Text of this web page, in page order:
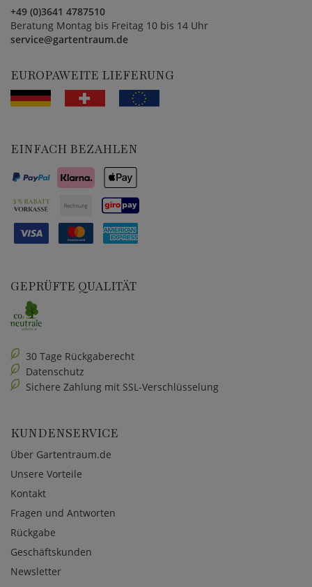
+49 (0)3641 4787510
Beratung Montag bis Freitag 10 bis 14 Uhr
service@gartentraum.de
EUROPAWEITE LIEFERUNG
EINFACH BEZAHLEN
GEPRÜFTE QUALITÄT
30 Tage Rückgaberecht
Datenschutz
Sichere Zahlung mit SSL-Verschlüsselung
KUNDENSERVICE
Über Gartentraum.de
Unsere Vorteile
Kontakt
Fragen und Antworten
Rückgabe
Geschäftskunden
Newsletter